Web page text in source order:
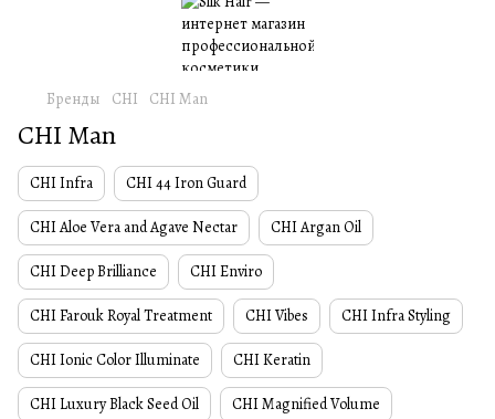
Бренды CHI CHI Man
CHI Man
CHI Infra CHI 44 Iron Guard
CHI Aloe Vera and Agave Nectar CHI Argan Oil
CHI Deep Brilliance CHI Enviro
CHI Farouk Royal Treatment CHI Vibes CHI Infra Styling
CHI Ionic Color Illuminate CHI Keratin
CHI Luxury Black Seed Oil CHI Magnified Volume